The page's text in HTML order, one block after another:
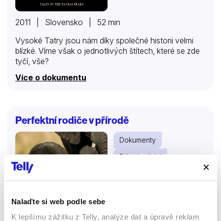
Nalaďte si web podle sebe
K lepšímu zážitku z Telly, analýze dat a úpravě reklam
2011 | Slovensko | 52 min
Vysoké Tatry jsou nám díky společné historii velmi
blízké. Víme však o jednotlivých štítech, které se zde
tyčí, vše?
Více o dokumentu
Perfektní rodiče v přírodě
Dokumenty
Přírodovědní
74 %